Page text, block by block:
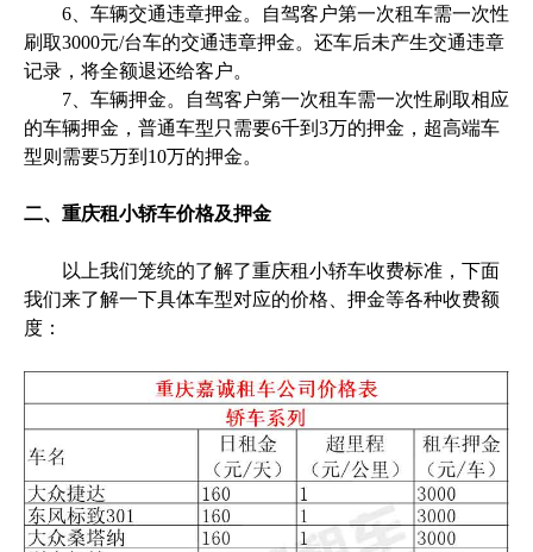
6、车辆交通违章押金。自驾客户第一次租车需一次性
刷取3000元/台车的交通违章押金。还车后未产生交通违章
记录，将全额退还给客户。
7、车辆押金。自驾客户第一次租车需一次性刷取相应
的车辆押金，普通车型只需要6千到3万的押金，超高端车
型则需要5万到10万的押金。
二、重庆租小轿车价格及押金
以上我们笼统的了解了重庆租小轿车收费标准，下面
我们来了解一下具体车型对应的价格、押金等各种收费额
度：